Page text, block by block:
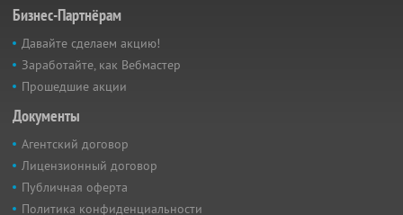
Бизнес-Партнёрам
Давайте сделаем акцию!
Заработайте, как Вебмастер
Прошедшие акции
Документы
Агентский договор
Лицензионный договор
Публичная оферта
Политика конфиденциальности